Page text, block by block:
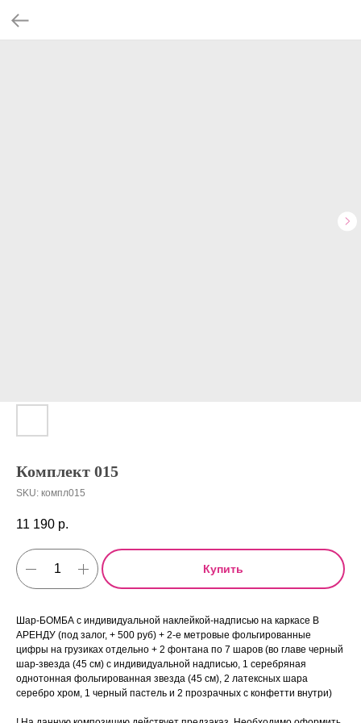
Комплект 015
SKU: компл015
11 190 р.
Купить
Шар-БОМБА с индивидуальной наклейкой-надписью на каркасе В
АРЕНДУ (под залог, + 500 руб) + 2-е метровые фольгированные
цифры на грузиках отдельно + 2 фонтана по 7 шаров (во главе черный
шар-звезда (45 см) с индивидуальной надписью, 1 серебряная
однотонная фольгированная звезда (45 см), 2 латексных шара
серебро хром, 1 черный пастель и 2 прозрачных с конфетти внутри)